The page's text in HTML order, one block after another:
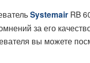
Systemair RB
за его
вы можете